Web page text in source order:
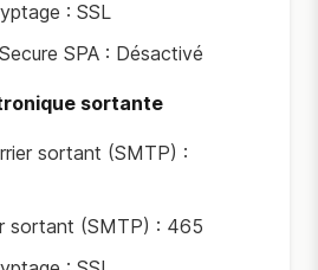
: SSL
SPA : Désactivé
sortante
sortant (SMTP) :
sortant (SMTP) : 465